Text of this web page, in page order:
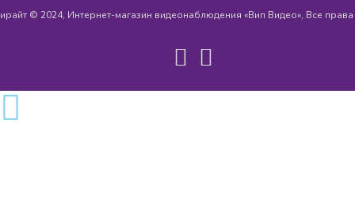
© 2024, Интернет-магазин видеонаблюдения «Вип Видео», Все